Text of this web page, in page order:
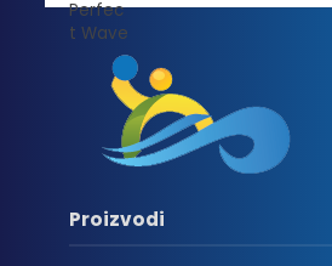
Proizvodi